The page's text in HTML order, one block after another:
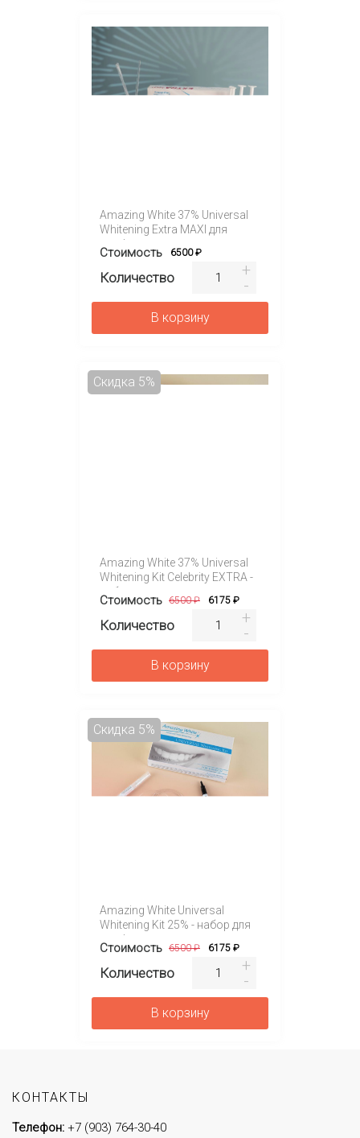
Amazing White 37% Universal
Whitening Extra MAXI для
профессионального
отбеливания
Стоимость 6500 ₽
Количество
В корзину
Amazing White 37% Universal
Whitening Kit Celebrity EXTRA -
набор для клинического
отбеливания на 4 персоны
Стоимость
Скидка 5%
6500 ₽ 6175 ₽
Количество
В корзину
Amazing White Universal
Whitening Kit 25% - набор для
профессионального
отбеливания на 4 персоны
Стоимость
Скидка 5%
6500 ₽ 6175 ₽
Количество
В корзину
КОНТАКТЫ
Телефон: +7 (903) 764-30-40